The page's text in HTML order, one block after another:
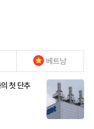
베트남
첫 단추